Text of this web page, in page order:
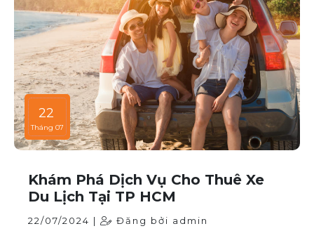
22
Tháng 07
Khám Phá Dịch Vụ Cho Thuê Xe
Du Lịch Tại TP HCM
22/07/2024 | Đăng bởi admin